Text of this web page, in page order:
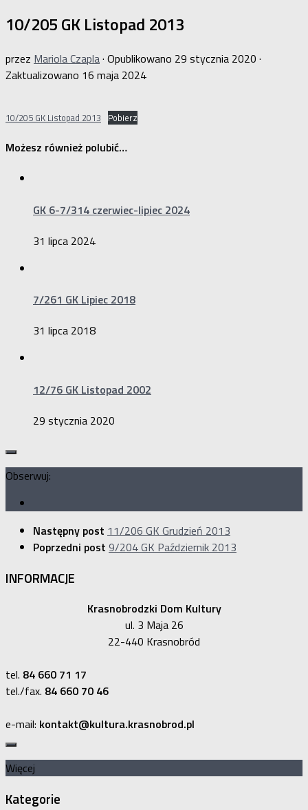
10/205 GK Listopad 2013
przez Mariola Czapla· Opublikowano 29 stycznia 2020 ·
Zaktualizowano 16 maja 2024
10/205 GK Listopad 2013 Pobierz
Możesz również polubić…
GK 6-7/314 czerwiec-lipiec 2024
31 lipca 2024
7/261 GK Lipiec 2018
31 lipca 2018
12/76 GK Listopad 2002
29 stycznia 2020
Obserwuj:
Następny post 11/206 GK Grudzień 2013
Poprzedni post 9/204 GK Październik 2013
INFORMACJE
Krasnobrodzki Dom Kultury
ul. 3 Maja 26
22-440 Krasnobród
tel. 84 660 71 17
tel./fax. 84 660 70 46
e-mail: kontakt@kultura.krasnobrod.pl
Więcej
Kategorie